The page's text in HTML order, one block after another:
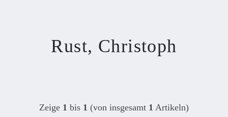
Rust, Christoph
Zeige 1 bis 1 (von insgesamt 1 Artikeln)